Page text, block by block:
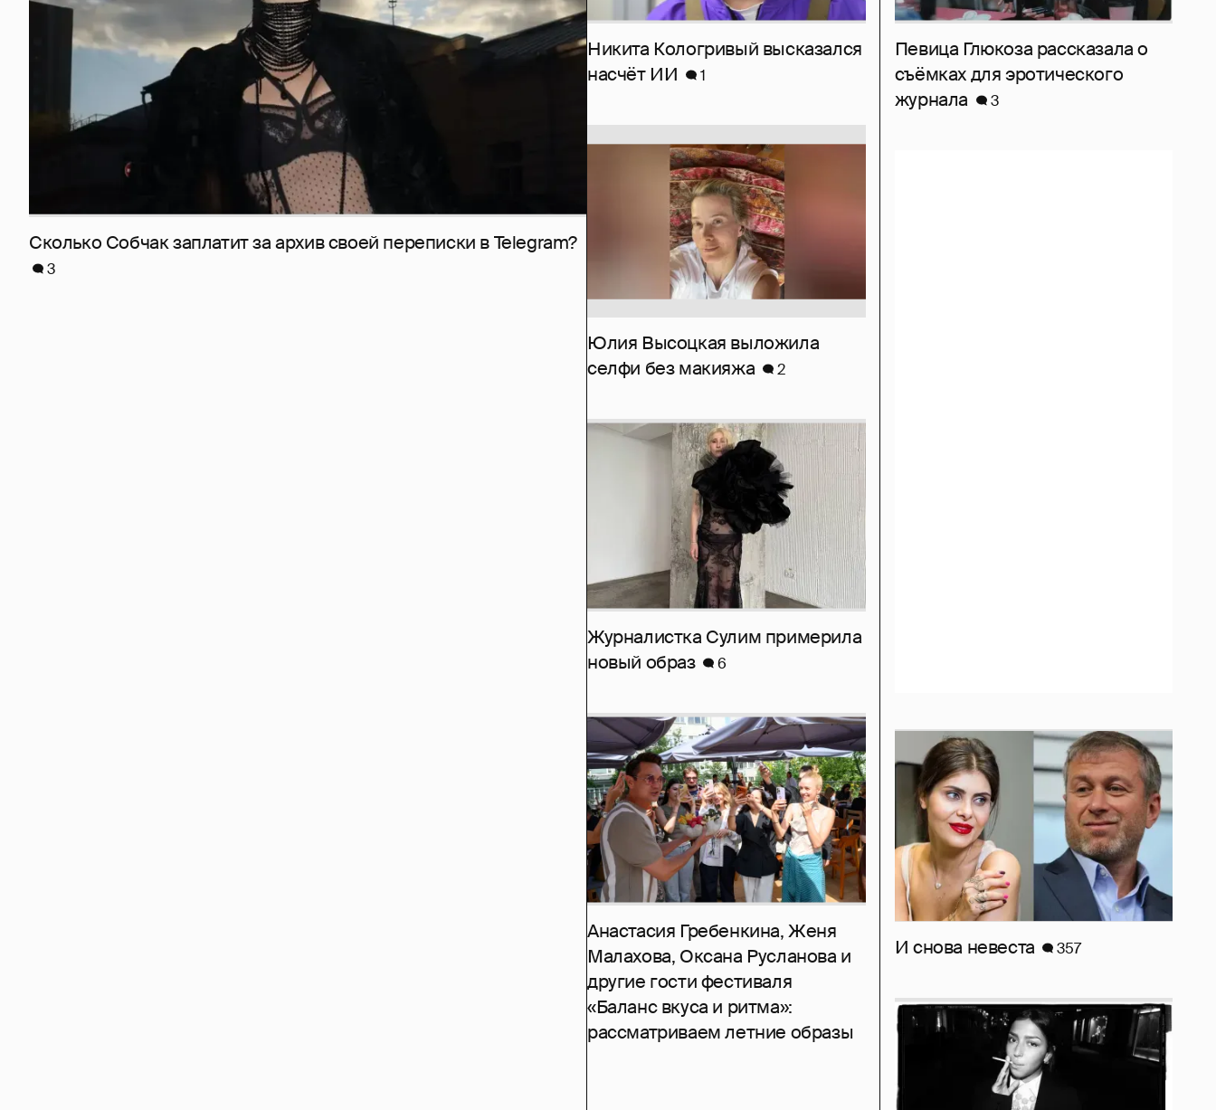
Сколько Собчак заплатит за архив своей перeписки в Telegram?
3
Никита Кологривый высказался
насчёт ИИ
1
Певица Глюкоза рассказала о
съёмках для эротического
журнала
3
Юлия Высоцкая выложила
селфи без макияжа
2
Журналистка Сулим примерила
новый образ
6
И снова невеста 357
Анастасия Гребенкина, Женя
Малахова, Оксана Русланова и
другие гости фестиваля
«Баланс вкуса и ритма»:
рассматриваем летние образы